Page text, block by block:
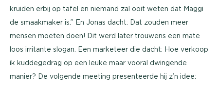
kruiden erbij op tafel en niemand zal ooit weten dat Maggi
de smaakmaker is.” En Jonas dacht: Dat zouden meer
mensen moeten doen! Dit werd later trouwens een mate
loos irritante slogan. Een marketeer die dacht: Hoe verkoop
ik kuddegedrag op een leuke maar vooral dwingende
manier? De volgende meeting presenteerde hij z’n idee: